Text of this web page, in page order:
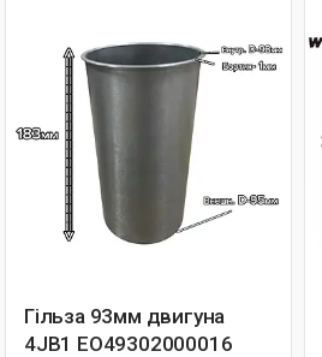
Гільза 93мм двигуна
4JB1 EO49302000016